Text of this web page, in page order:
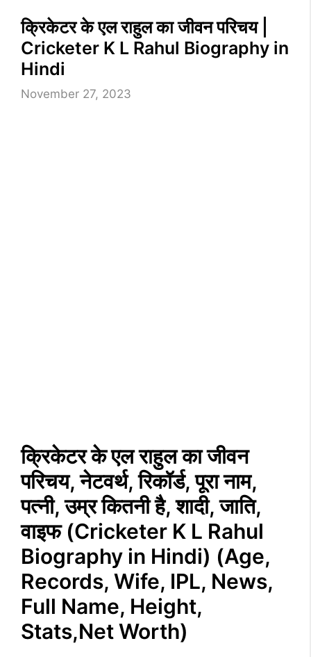
क्रिकेटर के एल राहुल का जीवन परिचय |
Cricketer K L Rahul Biography in
Hindi
November 27, 2023
क्रिकेटर के एल राहुल का जीवन
परिचय, नेटवर्थ, रिकॉर्ड, पूरा नाम,
पत्नी, उम्र कितनी है, शादी, जाति,
वाइफ (Cricketer K L Rahul
Biography in Hindi) (Age,
Records, Wife, IPL, News,
Full Name, Height,
Stats,Net Worth)